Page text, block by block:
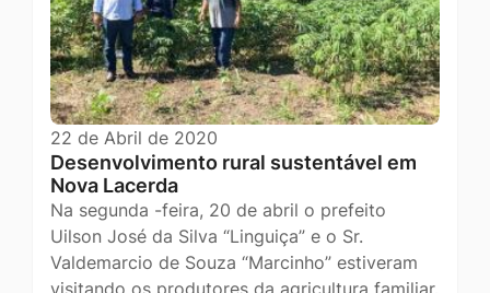
22 de Abril de 2020
Desenvolvimento rural sustentável em
Nova Lacerda
Na segunda -feira, 20 de abril o prefeito
Uilson José da Silva “Linguiça” e o Sr.
Valdemarcio de Souza “Marcinho” estiveram
visitando os produtores da agricultura familiar.